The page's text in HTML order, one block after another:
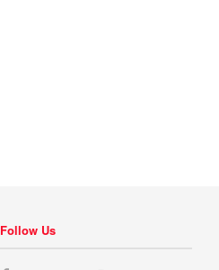
Follow Us